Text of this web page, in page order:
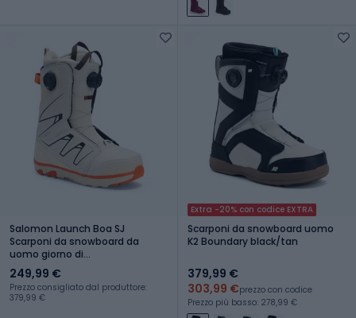
Salomon Launch Boa SJ
Scarponi da snowboard da
uomo giorno di
pioggia/birra/arancio vivo
249,99 €
Prezzo consigliato dal produttore:
379,99 €
Extra -20% con codice EXTRA
Scarponi da snowboard uomo
K2 Boundary black/tan
379,99 €
303,99 €prezzo con codice
Prezzo più basso: 278,99 €